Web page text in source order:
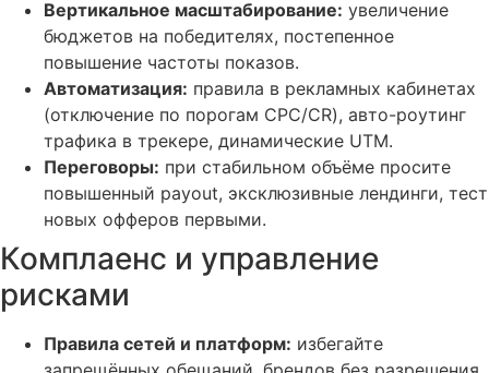
Вертикальное масштабирование: увеличение
бюджетов на победителях, постепенное
повышение частоты показов.
Автоматизация: правила в рекламных кабинетах
(отключение по порогам CPC/CR), авто-роутинг
трафика в трекере, динамические UTM.
Переговоры: при стабильном объёме просите
повышенный payout, эксклюзивные лендинги, тест
новых офферов первыми.
Комплаенс и управление
рисками
Правила сетей и платформ: избегайте